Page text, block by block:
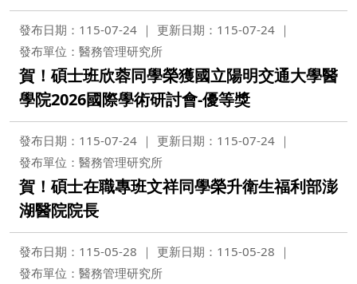
發布日期：115-07-24
更新日期：115-07-24
發布單位：醫務管理研究所
賀！碩士班欣蓉同學榮獲國立陽明交通大學醫
學院2026國際學術研討會-優等獎
發布日期：115-07-24
更新日期：115-07-24
發布單位：醫務管理研究所
賀！碩士在職專班文祥同學榮升衛生福利部澎
湖醫院院長
發布日期：115-05-28
更新日期：115-05-28
發布單位：醫務管理研究所